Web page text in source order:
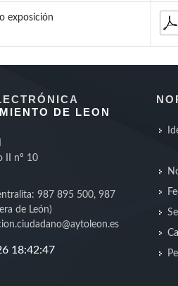
exposición
DE LEON
II nº 10
987 895 500, 987
de León)